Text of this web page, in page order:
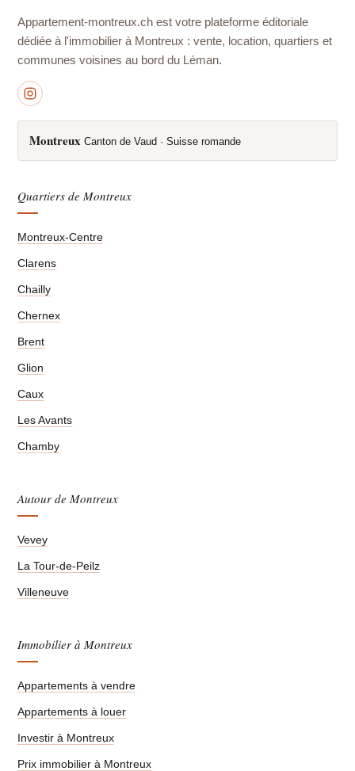
Appartement-montreux.ch est votre plateforme éditoriale
dédiée à l'immobilier à Montreux : vente, location, quartiers et
communes voisines au bord du Léman.
Montreux Canton de Vaud · Suisse romande
Quartiers de Montreux
Montreux-Centre
Clarens
Chailly
Chernex
Brent
Glion
Caux
Les Avants
Chamby
Autour de Montreux
Vevey
La Tour-de-Peilz
Villeneuve
Immobilier à Montreux
Appartements à vendre
Appartements à louer
Investir à Montreux
Prix immobilier à Montreux